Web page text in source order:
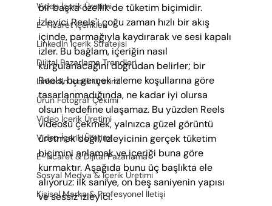
Video İçerik Üretimi
E-Ticaret İçerikleri
LinkedIn İçerik Stratejisi
Dijital Pazarlama Trendleri
LinkedIn içerik üretimi
Ürün Fotoğraf Çekimi
Video İçerik Üretimi
Video İçerik Üretimi
E-Ticaret & Dijital Pazarlama
Sosyal Medya & İçerik Üretimi
Kişisel Marka & Profesyonel İletişi
bir başka özellik de tüketim biçimidir.
İzleyici Reels'i çoğu zaman hızlı bir akış
içinde, parmağıyla kaydırarak ve sesi kapalı
izler. Bu bağlam, içeriğin nasıl
kurgulanacağını doğrudan belirler; bir
Reels, bu gerçek izleme koşullarına göre
tasarlanmadığında, ne kadar iyi olursa
olsun hedefine ulaşamaz. Bu yüzden Reels
videosu çekmek, yalnızca güzel görüntü
üretmek değil, izleyicinin gerçek tüketim
biçimini anlamak ve içeriği buna göre
kurmaktır. Aşağıda bunu üç başlıkta ele
alıyoruz: ilk saniye, on beş saniyenin yapısı
ve sessiz izleyici.